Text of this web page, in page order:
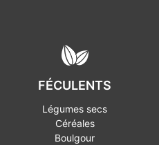
FÉCULENTS
Légumes secs
Céréales
Boulgour